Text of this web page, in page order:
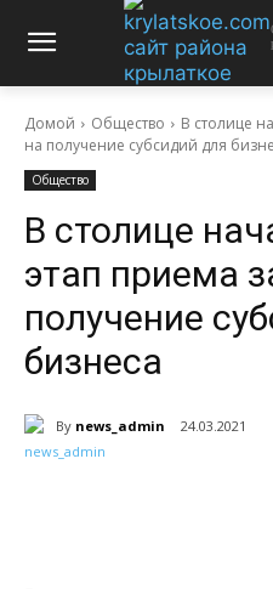
Домой Общество
В столице
на получение субсидий для
Общество
В столице
этап приема
получение
бизнеса
By news_admin 24.03.2021